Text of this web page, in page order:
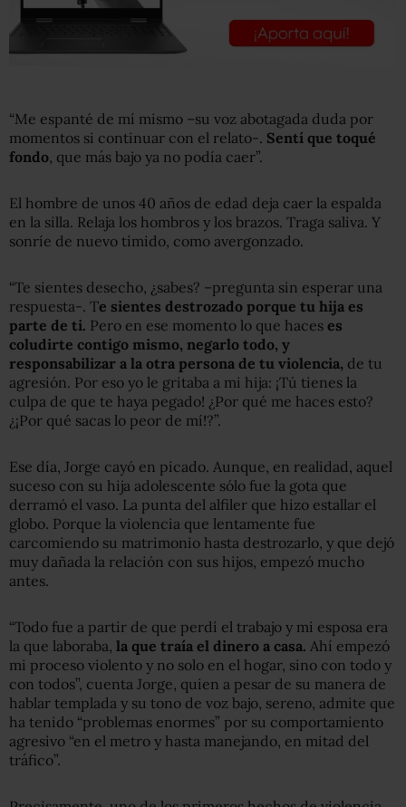
“Me espanté de mí mismo –su voz abotagada duda por
momentos si continuar con el relato-. Sentí que toqué
fondo , que más bajo ya no podía caer”.
El hombre de unos 40 años de edad deja caer la espalda
en la silla. Relaja los hombros y los brazos. Traga saliva. Y
sonríe de nuevo tímido, como avergonzado.
“Te sientes desecho, ¿sabes? –pregunta sin esperar una
respuesta-. Te sientes destrozado porque tu hija es
parte de ti. Pero en ese momento lo que haces es
coludirte contigo mismo, negarlo todo, y
responsabilizar a la otra persona de tu violencia, de tu
agresión. Por eso yo le gritaba a mi hija: ¡Tú tienes la
culpa de que te haya pegado! ¿Por qué me haces esto?
¿¡Por qué sacas lo peor de mí!?”.
Ese día, Jorge cayó en picado. Aunque, en realidad, aquel
suceso con su hija adolescente sólo fue la gota que
derramó el vaso. La punta del alfiler que hizo estallar el
globo. Porque la violencia que lentamente fue
carcomiendo su matrimonio hasta destrozarlo, y que dejó
muy dañada la relación con sus hijos, empezó mucho
antes.
“Todo fue a partir de que perdí el trabajo y mi esposa era
la que laboraba, la que traía el dinero a casa. Ahí empezó
mi proceso violento y no solo en el hogar, sino con todo y
con todos”, cuenta Jorge, quien a pesar de su manera de
hablar templada y su tono de voz bajo, sereno, admite que
ha tenido “problemas enormes” por su comportamiento
agresivo “en el metro y hasta manejando, en mitad del
tráfico”.